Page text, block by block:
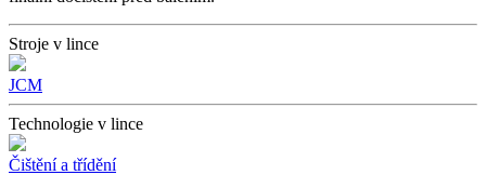
Stroje v lince
JCM
Technologie v lince
Čištění a třídění